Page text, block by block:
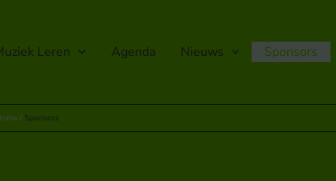
Leren Agenda Nieuws Sponsors
Sponsors